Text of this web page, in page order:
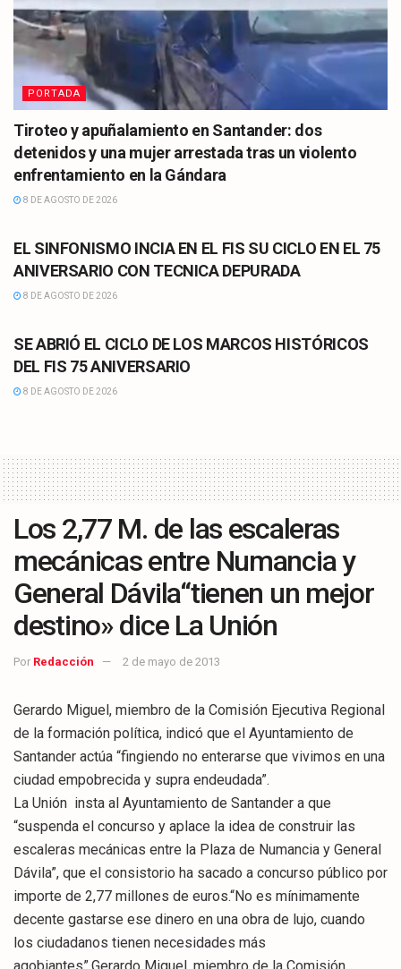
PORTADA
Tiroteo y apuñalamiento en Santander: dos
detenidos y una mujer arrestada tras un violento
enfrentamiento en la Gándara
8 DE AGOSTO DE 2026
EL SINFONISMO INCIA EN EL FIS SU CICLO EN EL 75
ANIVERSARIO CON TECNICA DEPURADA
8 DE AGOSTO DE 2026
SE ABRIÓ EL CICLO DE LOS MARCOS HISTÓRICOS
DEL FIS 75 ANIVERSARIO
8 DE AGOSTO DE 2026
Los 2,77 M. de las escaleras
mecánicas entre Numancia y
General Dávila“tienen un mejor
destino» dice La Unión
Por Redacción 2 de mayo de 2013
Gerardo Miguel, miembro de la Comisión Ejecutiva Regional
de la formación política, indicó que el Ayuntamiento de
Santander actúa “fingiendo no enterarse que vivimos en una
ciudad empobrecida y supra endeudada”.
La Unión insta al Ayuntamiento de Santander a que
“suspenda el concurso y aplace la idea de construir las
escaleras mecánicas entre la Plaza de Numancia y General
Dávila”, que el consistorio ha sacado a concurso público por
importe de 2,77 millones de euros.“No es mínimamente
decente gastarse ese dinero en una obra de lujo, cuando
los ciudadanos tienen necesidades más